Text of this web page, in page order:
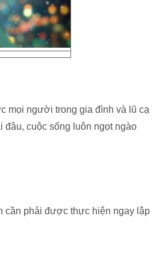
mọi người trong gia đình và lũ cạ
đâu, cuộc sống luôn ngọt ngào
cần phải được thực hiện ngay lập